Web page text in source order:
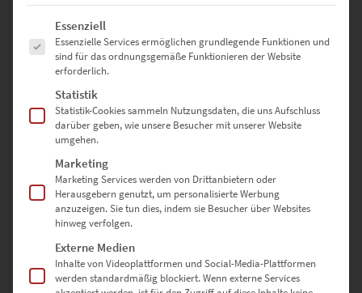
Lieferzeit: ca. 10 Werktage
EZ00021 Stuttgart Skyline Panorama
€26,90 –€409,00
Lieferzeit: ca. 10 Werktage
Es folgt eine Liste der Service-Gruppen, für die eine Einwilligung
Essenziell
Essenzielle Services ermöglichen grundlegende Funktionen und
sind für das ordnungsgemäße Funktionieren der Website
erforderlich.
Statistik
Statistik-Cookies sammeln Nutzungsdaten, die uns Aufschluss
darüber geben, wie unsere Besucher mit unserer Website
umgehen.
Marketing
Marketing Services werden von Drittanbietern oder
Herausgebern genutzt, um personalisierte Werbung
anzuzeigen. Sie tun dies, indem sie Besucher über Websites
hinweg verfolgen.
Externe Medien
Inhalte von Videoplattformen und Social-Media-Plattformen
werden standardmäßig blockiert. Wenn externe Services